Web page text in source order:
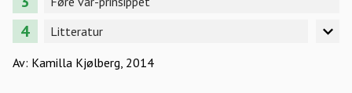
Litteratur
Av: Kamilla Kjølberg, 2014